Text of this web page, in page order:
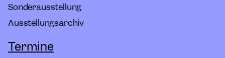
Sonderausstellung
Ausstellungsarchiv
Termine